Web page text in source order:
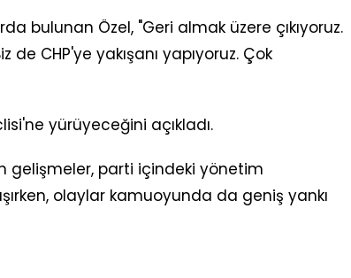
bulunan Özel, "Geri almak üzere çıkıyoruz.
de CHP'ye yakışanı yapıyoruz. Çok
yürüyeceğini açıkladı.
gelişmeler, parti içindeki yönetim
olaylar kamuoyunda da geniş yankı